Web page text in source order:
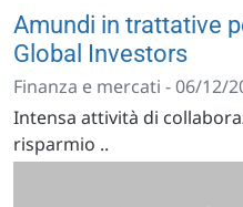
Amundi in trattative
Global Investors
Finanza e mercati - 06/12/
Intensa attività di
risparmio ..